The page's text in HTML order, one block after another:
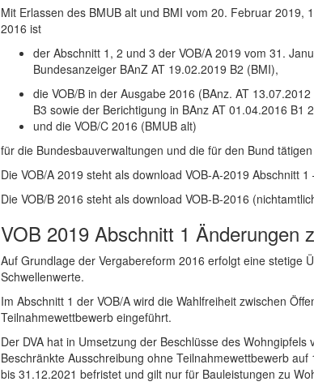
Mit Erlassen des BMUB alt und BMI vom 20. Februar
2016 ist
der Abschnitt 1, 2 und 3 der VOB/A 2019 vom 31.
Bundesanzeiger BAnZ AT 19.02.2019 B2 (BMI),
die VOB/B in der Ausgabe 2016 (BAnz. AT
B3 sowie der Berichtigung in BAnz AT 01.04.2016 B1
und die VOB/C 2016 (BMUB alt)
für die Bundesbauverwaltungen und die für den Bund
Die VOB/A 2019 steht als download VOB-A-2019 Abschnitt
Die VOB/B 2016 steht als download VOB-B-2016
VOB 2019 Abschnitt 1 Änderungen
Auf Grundlage der Vergabereform 2016 erfolgt eine stetige
Schwellenwerte.
Im Abschnitt 1 der VOB/A wird die Wahlfreiheit zwischen
Teilnahmewettbewerb eingeführt.
Der DVA hat in Umsetzung der Beschlüsse des
Beschränkte Ausschreibung ohne Teilnahmewettbewerb
bis 31.12.2021 befristet und gilt nur für Bauleistungen zu